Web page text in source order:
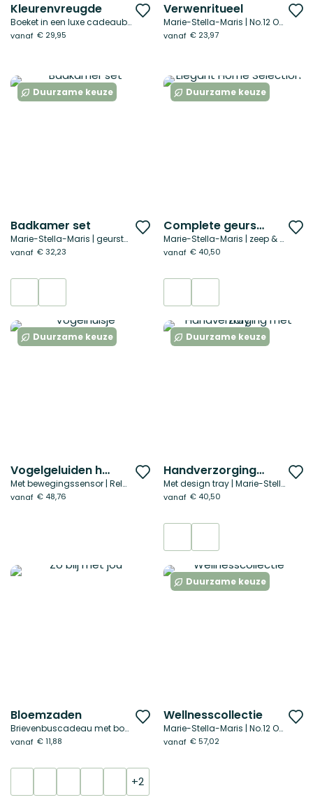
Kleurenvreugde
Boeket in een luxe cadeaubox
vanaf € 29,95
Voeg
toe
aan
Verwenritueel
Marie-Stella-Maris | No.12 Objets d’Amsterdam
vanaf € 23,97
Duurzame keuze
Badkamer set
Marie-Stella-Maris | geurstokjes & bodywash
vanaf € 32,23
Voeg
toe
aan
verlanglijst
Duurzame keuze
Complete geurset
Marie-Stella-Maris | zeep & geurstokjes
vanaf € 40,50
Duurzame keuze
Vogelgeluiden huisje
Met bewegingssensor | Relaxound
vanaf € 48,76
Voeg
toe
aan
verlanglijst
Duurzame keuze
Handverzorging deluxe
Met design tray | Marie-Stella-Maris
vanaf € 40,50
Bloemzaden
Brievenbuscadeau met boodschap
vanaf € 11,88
Voeg
toe
aan
+2
Duurzame keuze
Wellnesscollectie
Marie-Stella-Maris | No.12 Objets d’Amsterdam
vanaf € 57,02